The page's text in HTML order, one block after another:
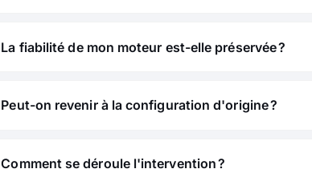
La fiabilité de mon moteur est-elle préservée ?
Peut-on revenir à la configuration d'origine ?
Comment se déroule l'intervention ?